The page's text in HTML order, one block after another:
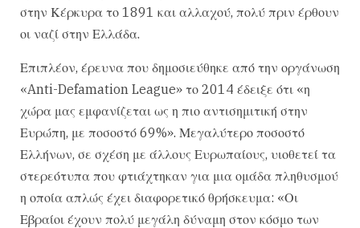
στην Κέρκυρα το 1891 και αλλαχού, πολύ πριν έρθουν
οι ναζί στην Ελλάδα.
Επιπλέον, έρευνα που δημοσιεύθηκε από την οργάνωση
«Anti-Defamation League» το 2014 έδειξε ότι «η
χώρα μας εμφανίζεται ως η πιο αντισημιτική στην
Ευρώπη, με ποσοστό 69%». Μεγαλύτερο ποσοστό
Ελλήνων, σε σχέση με άλλους Ευρωπαίους, υιοθετεί τα
στερεότυπα που φτιάχτηκαν για μια ομάδα πληθυσμού
η οποία απλώς έχει διαφορετικό θρήσκευμα: «Οι
Εβραίοι έχουν πολύ μεγάλη δύναμη στον κόσμο των